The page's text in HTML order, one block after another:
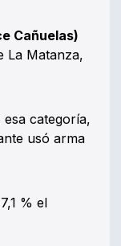
Cañuelas)
La Matanza,
categoría,
usó arma
% el